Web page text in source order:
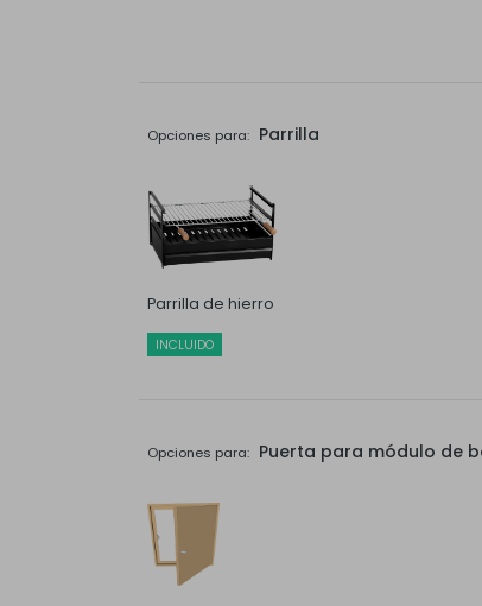
Opciones para: Parrilla
Parrilla de hierro
INCLUIDO
Opciones para: Puerta para módulo de